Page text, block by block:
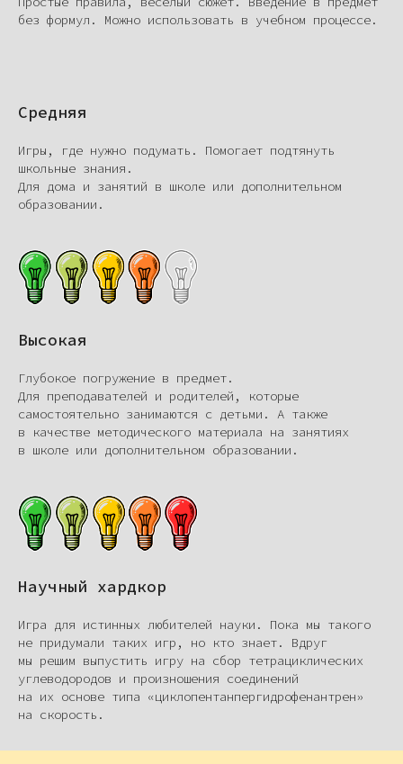
без формул. Можно использовать в учебном процессе.
Средняя
Игры, где нужно подумать. Помогает подтянуть
школьные знания.
Для дома и занятий в школе или дополнительном
образовании.
Высокая
Глубокое погружение в предмет.
Для преподавателей и родителей, которые
самостоятельно занимаются с детьми. А также
в качестве методического материала на занятиях
в школе или дополнительном образовании.
Научный хардкор
Игра для истинных любителей науки. Пока мы такого
не придумали таких игр, но кто знает. Вдруг
мы решим выпустить игру на сбор тетрациклических
углеводородов и произношения соединений
на их основе типа «циклопентанпергидрофенантрен»
на скорость.